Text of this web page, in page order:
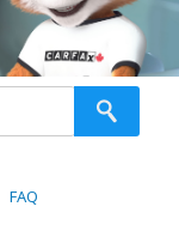
FAQ